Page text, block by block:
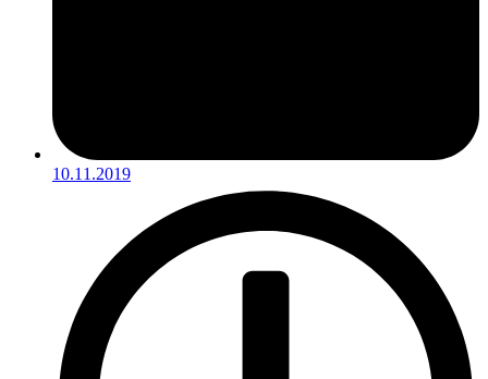
10.11.2019